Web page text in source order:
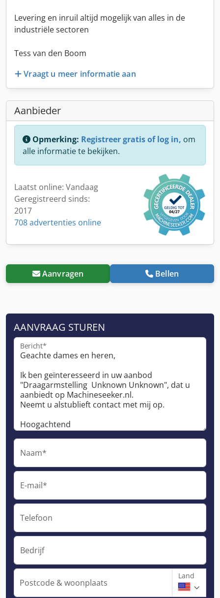
Levering en inruil altijd mogelijk van alles in de
industriële sectoren
Tess van den Boom
Vraagt u meer informatie aan
Aanbieder
Opmerking: Registreer gratis of log in, om
alle informatie te bekijken.
Laatst online: Vandaag
Geregistreerd sinds:
2017
708 advertenties online
Aanvragen Bellen
AANVRAAG STUREN
Bericht*
Naam*
E-mail*
Telefoon
Bedrijf
Postcode & woonplaats
Land